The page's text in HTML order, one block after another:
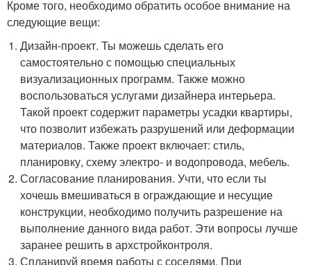
Кроме того, необходимо обратить особое внимание на
следующие вещи:
Дизайн-проект. Ты можешь сделать его
самостоятельно с помощью специальных
визуализационных программ. Также можно
воспользоваться услугами дизайнера интерьера.
Такой проект содержит параметры усадки квартиры,
что позволит избежать разрушений или деформации
материалов. Также проект включает: стиль,
планировку, схему электро- и водопровода, мебель.
Согласование планирования. Учти, что если ты
хочешь вмешиваться в ограждающие и несущие
конструкции, необходимо получить разрешение на
выполнение данного вида работ. Эти вопросы лучше
заранее решить в архстройконтроля.
Спланируй время работы с соседями. При